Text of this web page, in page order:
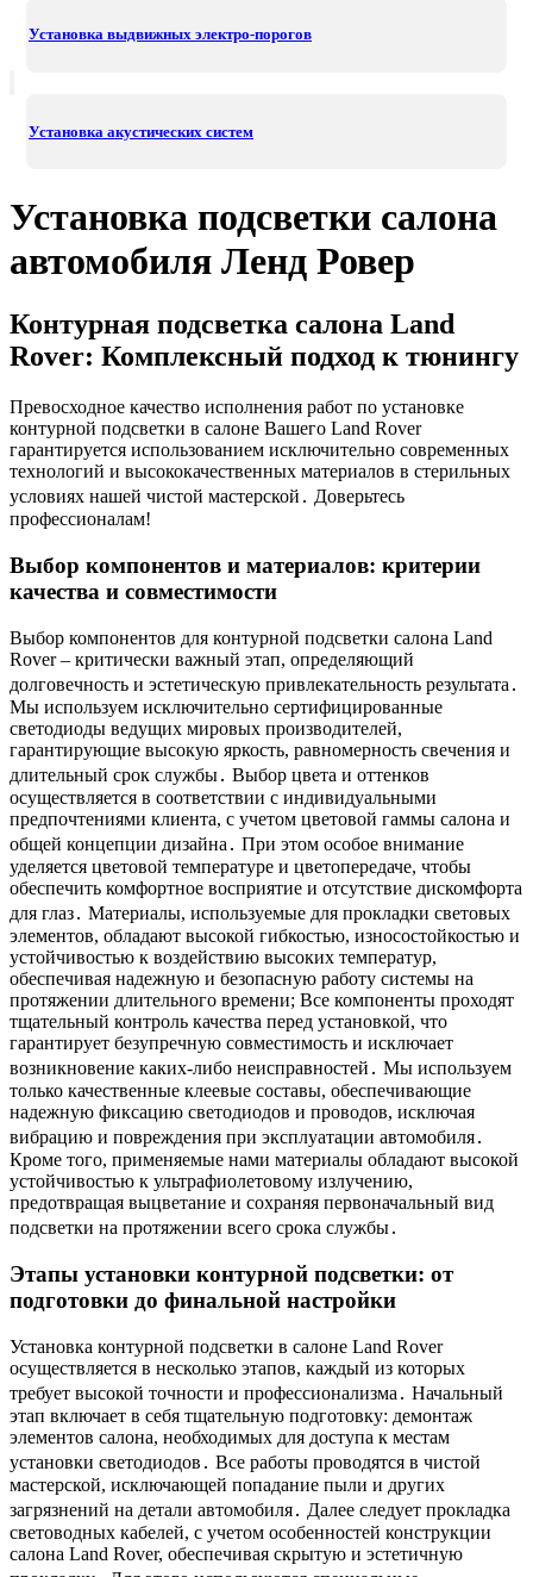
Установка выдвижных электро-порогов
Установка акустических систем
Установка подсветки салона
автомобиля Ленд Ровер
Контурная подсветка салона Land
Rover: Комплексный подход к тюнингу
Превосходное качество исполнения работ по установке
контурной подсветки в салоне Вашего Land Rover
гарантируется использованием исключительно современных
технологий и высококачественных материалов в стерильных
условиях нашей чистой мастерской․ Доверьтесь
профессионалам!
Выбор компонентов и материалов: критерии
качества и совместимости
Выбор компонентов для контурной подсветки салона Land
Rover – критически важный этап, определяющий
долговечность и эстетическую привлекательность результата․
Мы используем исключительно сертифицированные
светодиоды ведущих мировых производителей,
гарантирующие высокую яркость, равномерность свечения и
длительный срок службы․ Выбор цвета и оттенков
осуществляется в соответствии с индивидуальными
предпочтениями клиента, с учетом цветовой гаммы салона и
общей концепции дизайна․ При этом особое внимание
уделяется цветовой температуре и цветопередаче, чтобы
обеспечить комфортное восприятие и отсутствие дискомфорта
для глаз․ Материалы, используемые для прокладки световых
элементов, обладают высокой гибкостью, износостойкостью и
устойчивостью к воздействию высоких температур,
обеспечивая надежную и безопасную работу системы на
протяжении длительного времени; Все компоненты проходят
тщательный контроль качества перед установкой, что
гарантирует безупречную совместимость и исключает
возникновение каких-либо неисправностей․ Мы используем
только качественные клеевые составы, обеспечивающие
надежную фиксацию светодиодов и проводов, исключая
вибрацию и повреждения при эксплуатации автомобиля․
Кроме того, применяемые нами материалы обладают высокой
устойчивостью к ультрафиолетовому излучению,
предотвращая выцветание и сохраняя первоначальный вид
подсветки на протяжении всего срока службы․
Этапы установки контурной подсветки: от
подготовки до финальной настройки
Установка контурной подсветки в салоне Land Rover
осуществляется в несколько этапов, каждый из которых
требует высокой точности и профессионализма․ Начальный
этап включает в себя тщательную подготовку: демонтаж
элементов салона, необходимых для доступа к местам
установки светодиодов․ Все работы проводятся в чистой
мастерской, исключающей попадание пыли и других
загрязнений на детали автомобиля․ Далее следует прокладка
световодных кабелей, с учетом особенностей конструкции
салона Land Rover, обеспечивая скрытую и эстетичную